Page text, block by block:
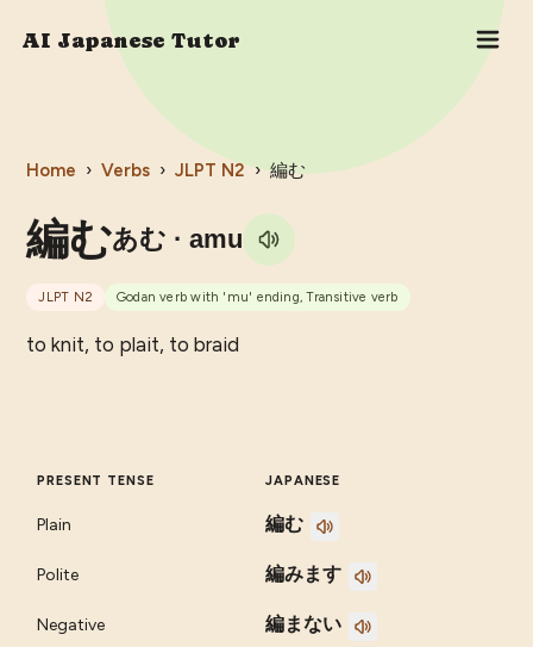
AI Japanese Tutor
Home › Verbs › JLPT N2 › 編む
編むあむ · amu
JLPT N2 Godan verb with 'mu' ending, Transitive verb
to knit, to plait, to braid
PRESENT TENSE JAPANESE
Plain 編む
Polite 編みます
Negative 編まない